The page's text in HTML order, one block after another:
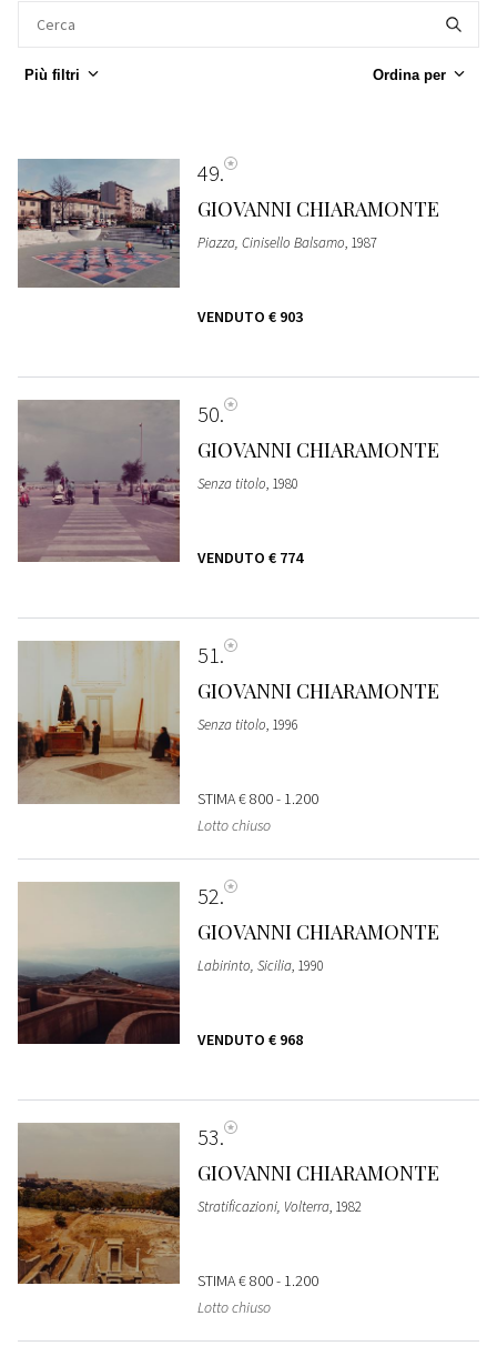
Più filtri Ordina per
49
GIOVANNI CHIARAMONTE
Piazza, Cinisello Balsamo, 1987
VENDUTO € 903
50
GIOVANNI CHIARAMONTE
Senza titolo, 1980
VENDUTO € 774
51
GIOVANNI CHIARAMONTE
Senza titolo, 1996
STIMA€ 800 - 1.200
Lotto chiuso
52
GIOVANNI CHIARAMONTE
Labirinto, Sicilia, 1990
VENDUTO € 968
53
GIOVANNI CHIARAMONTE
Stratificazioni, Volterra, 1982
STIMA€ 800 - 1.200
Lotto chiuso